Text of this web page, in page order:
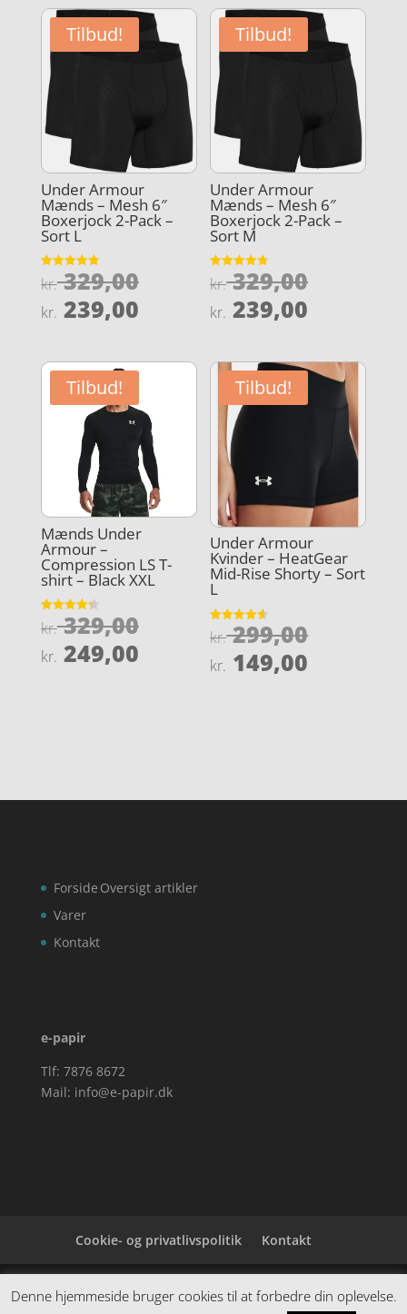
Tilbud!
Under Armour
Mænds – Mesh 6″
Boxerjock 2-Pack –
Sort L
Vurderet
4.9
kr.329,00Den
oprindelige
kr. 329,00.
kr. 239,00Den
pris
er:
kr. 239,00.
Tilbud!
Under Armour
Mænds – Mesh 6″
Boxerjock 2-Pack –
Sort M
Vurderet
4.8
kr.329,00Den
kr.
kr. 239,00
pris
er:
kr.
Tilbud!
Mænds Under
Armour –
Compression LS T-
shirt – Black XXL
Vurderet
4.3
kr.329,00Den
oprindelige
kr. 249,00Den
aktuelle
Tilbud!
Under Armour
Kvinder – HeatGear
Mid-Rise Shorty – Sort
L
Vurderet
4.6
kr.299,00Den
kr. 149,00
Forside
Varer
Kontakt
Oversigt artikler
e-papir
Tlf: 7876 8672
Mail: info@e-papir.dk
Cookie- og privatlivspolitik Kontakt
Denne hjemmeside samler et bredt udvalg af
spændende varer. Siden er et affiiliatesite, og nogle
Denne hjemmeside bruger cookies til at forbedre din oplevelse.